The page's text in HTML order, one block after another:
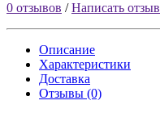
0 отзывов /Написать отзыв
Описание
Характеристики
Доставка
Отзывы (0)